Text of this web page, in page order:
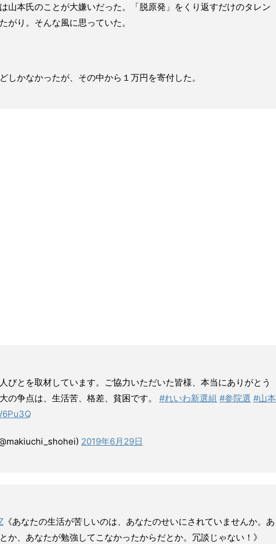
山本氏のことが大嫌いだった。「脱原発」をくり返すだけのタレン
がり。そんな風に思っていた。
しかなかったが、その中から１万円を寄付した。
びとを取材しています。ご協力いただいた皆様、本当にありがとう
の争点は、生活苦、格差、貧困です。 #れいわ新選組 #参院選 #山本
2019年6月29日
《あなたの生活が苦しいのは、あなたのせいにされていませんか。あ
か、あなたが勉強してこなかったからだとか。冗談じゃない！》